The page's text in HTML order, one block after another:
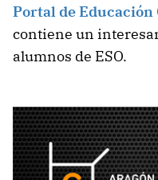
Portal de
contiene un
alumnos de ESO.